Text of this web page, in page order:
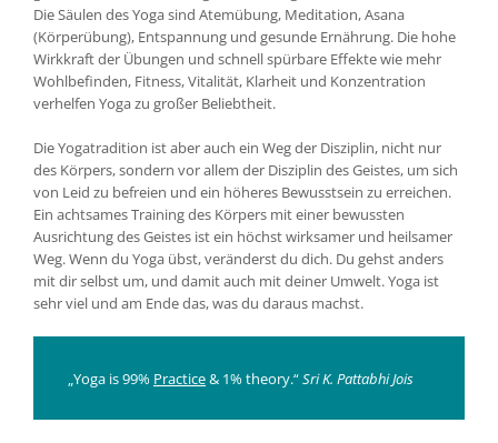
Die Säulen des Yoga sind Atemübung, Meditation, Asana
(Körperübung), Entspannung und gesunde Ernährung. Die hohe
Wirkkraft der Übungen und schnell spürbare Effekte wie mehr
Wohlbefinden, Fitness, Vitalität, Klarheit und Konzentration
verhelfen Yoga zu großer Beliebtheit.
Die Yogatradition ist aber auch ein Weg der Disziplin, nicht nur
des Körpers, sondern vor allem der Disziplin des Geistes, um sich
von Leid zu befreien und ein höheres Bewusstsein zu erreichen.
Ein achtsames Training des Körpers mit einer bewussten
Ausrichtung des Geistes ist ein höchst wirksamer und heilsamer
Weg. Wenn du Yoga übst, veränderst du dich. Du gehst anders
mit dir selbst um, und damit auch mit deiner Umwelt. Yoga ist
sehr viel und am Ende das, was du daraus machst.
„Yoga is 99% Practice& 1% theory.“Sri K. Pattabhi Jois